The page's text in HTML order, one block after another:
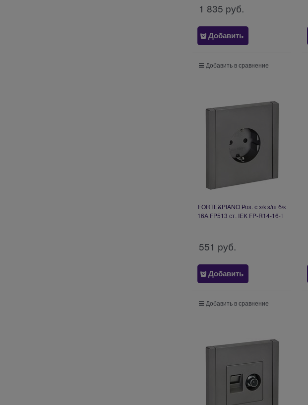
1 835 руб.
Добавить
Добавить в сравнение
FORTE&PIANO Роз. с з/к з/ш б/к
16А FP513 ст. IEK FP-R14-16-1-
551 руб.
Добавить
Добавить в сравнение